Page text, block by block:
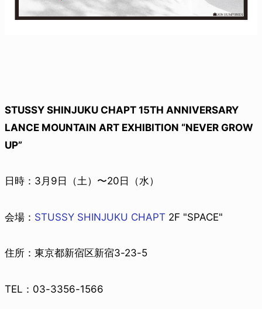
STUSSY SHINJUKU CHAPT 15TH ANNIVERSARY
LANCE MOUNTAIN ART EXHIBITION “NEVER GROW
UP”
日時：3月9日（土）〜20日（水）
会場： STUSSY SHINJUKU CHAPT 2F "SPACE"
住所：東京都新宿区新宿3-23-5
TEL：03-3356-1566